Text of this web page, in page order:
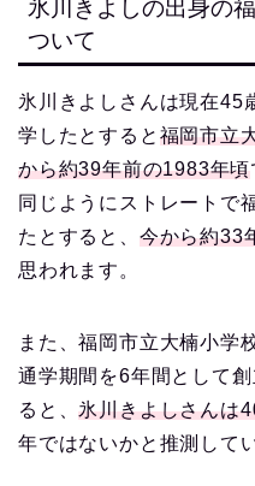
氷川きよしの出身の
ついて
氷川きよしさんは現在45
学したとすると 福岡市立
から約39年前の1983年頃
同じようにストレートで
たとすると、 今から約33
思われます。
また、福岡市立大楠小学
通学期間を6年間として
ると、氷川きよしさんは
年ではないかと推測して